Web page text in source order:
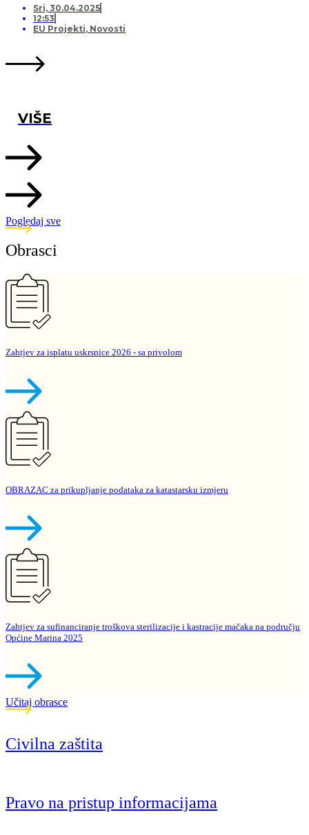
Sri, 30.04.2025
12:53
EU Projekti, Novosti
VIŠE
Pogledaj sve
Obrasci
Zahtjev za isplatu uskrsnice 2026 - sa privolom
OBRAZAC za prikupljanje podataka za katastarsku izmjeru
Zahtjev za sufinanciranje troškova sterilizacije i kastracije mačaka na području
Općine Marina 2025
Učitaj obrasce
Civilna zaštita
Pravo na pristup informacijama